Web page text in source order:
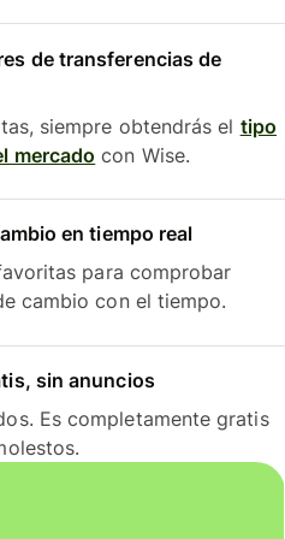
de transferencias de
siempre obtendrás el tipo
mercado con Wise.
en tiempo real
para comprobar
cambio con el tiempo.
sin anuncios
Es completamente gratis